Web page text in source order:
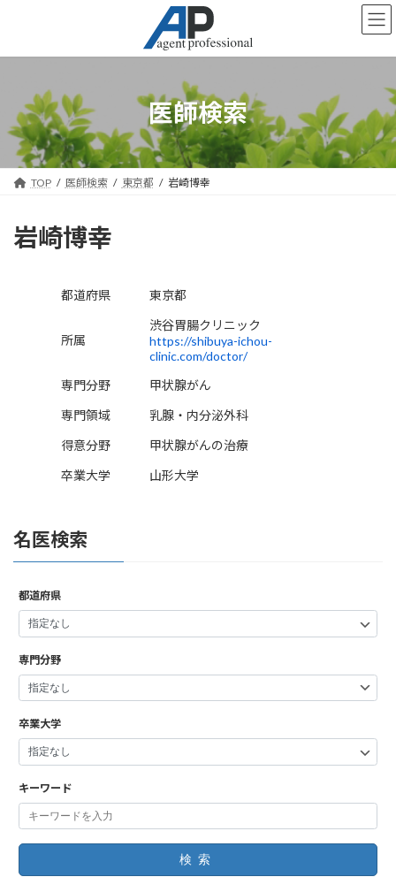
ン
キ
プ
ー
に
動
医師検索
TOP 医師検索 東京都 岩崎博幸
岩崎博幸
都道府県 東京都
所属
渋谷胃腸クリニック
https://shibuya-ichou-
clinic.com/doctor/
専門分野
甲状腺がん
専門領域
乳腺・内分泌外科
得意分野
甲状腺がんの治療
卒業大学
山形大学
名医検索
都道府県
専門分野
卒業大学
キーワード
検索